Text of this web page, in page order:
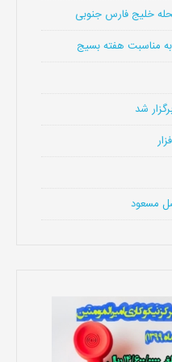
خلیج فارس جنوبی
مناسبت هفته بسیج
شد
مسعود